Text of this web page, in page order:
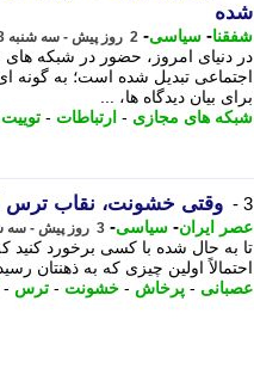
شده
شفقنا- سیاسی- 2 روز پیش - سه شنبه 13 مرداد 1405، 22:12
در دنیای امروز، حضور در شبکه
اجتماعی تبدیل شده است؛ به گونه
برای بیان دیدگاه ها، ...
شبکه های مجازی - ارتباطات - توییت
3 - وقتی خشونت، نقاب ترس
عصر ایران- سیاسی- 3 روز پیش - سه شنبه 13 مرداد 1405، 16:30
تا به حال شده با کسی برخورد
احتمالاً اولین چیزی که به ذهنتان
عصبانی - پرخاش - خشونت - ترس -